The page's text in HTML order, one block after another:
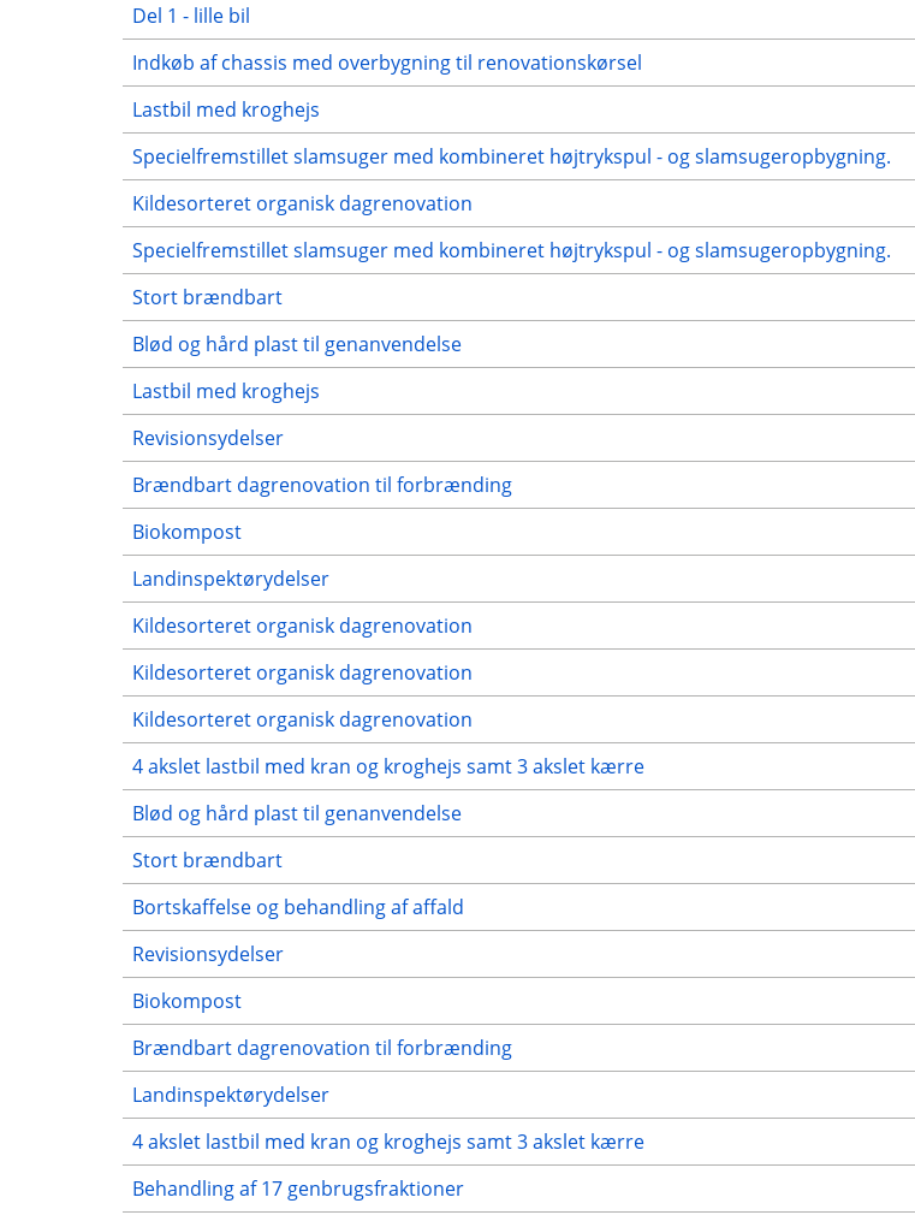
Del 1 - lille bil
Indkøb af chassis med overbygning til renovationskørsel
Lastbil med kroghejs
Specielfremstillet slamsuger med kombineret højtrykspul - og slamsugeropbygning.
Kildesorteret organisk dagrenovation
Specielfremstillet slamsuger med kombineret højtrykspul - og slamsugeropbygning.
Stort brændbart
Blød og hård plast til genanvendelse
Lastbil med kroghejs
Revisionsydelser
Brændbart dagrenovation til forbrænding
Biokompost
Landinspektørydelser
Kildesorteret organisk dagrenovation
Kildesorteret organisk dagrenovation
Kildesorteret organisk dagrenovation
4 akslet lastbil med kran og kroghejs samt 3 akslet kærre
Blød og hård plast til genanvendelse
Stort brændbart
Bortskaffelse og behandling af affald
Revisionsydelser
Biokompost
Brændbart dagrenovation til forbrænding
Landinspektørydelser
4 akslet lastbil med kran og kroghejs samt 3 akslet kærre
Behandling af 17 genbrugsfraktioner